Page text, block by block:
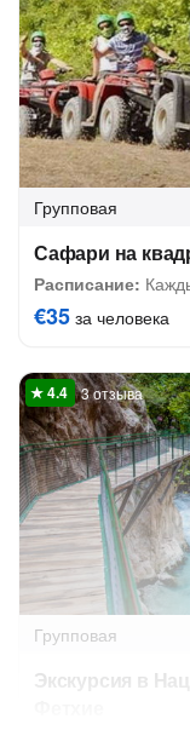
Групповая
Сафари на
Расписание:
€35 за человека
3 отзыва
Групповая
Экскурсия в